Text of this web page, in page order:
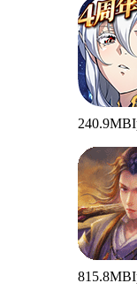
240.9MB
815.8MB